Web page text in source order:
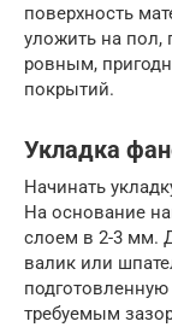
поверхность
уложить на пол,
ровным,
покрытий.
Укладка
Начинать
На основание
слоем в 2-3 мм.
валик или
требуемым